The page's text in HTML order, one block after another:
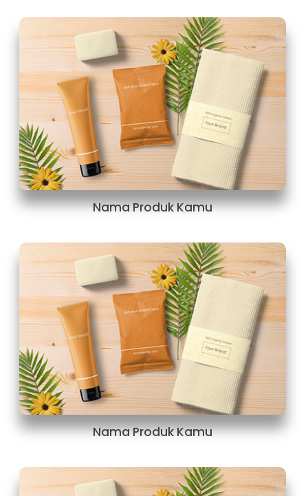
Nama Produk Kamu
Nama Produk Kamu